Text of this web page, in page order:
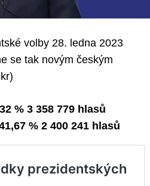
volby 28. ledna 2023
se tak novým českým
% 3 358 779 hlasů
% 2 400 241 hlasů